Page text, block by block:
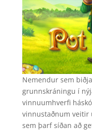
Nemendur sem
grunnskráningu í
vinnuumhverfi
vinnustaðnum veitir
sem þarf síðan að